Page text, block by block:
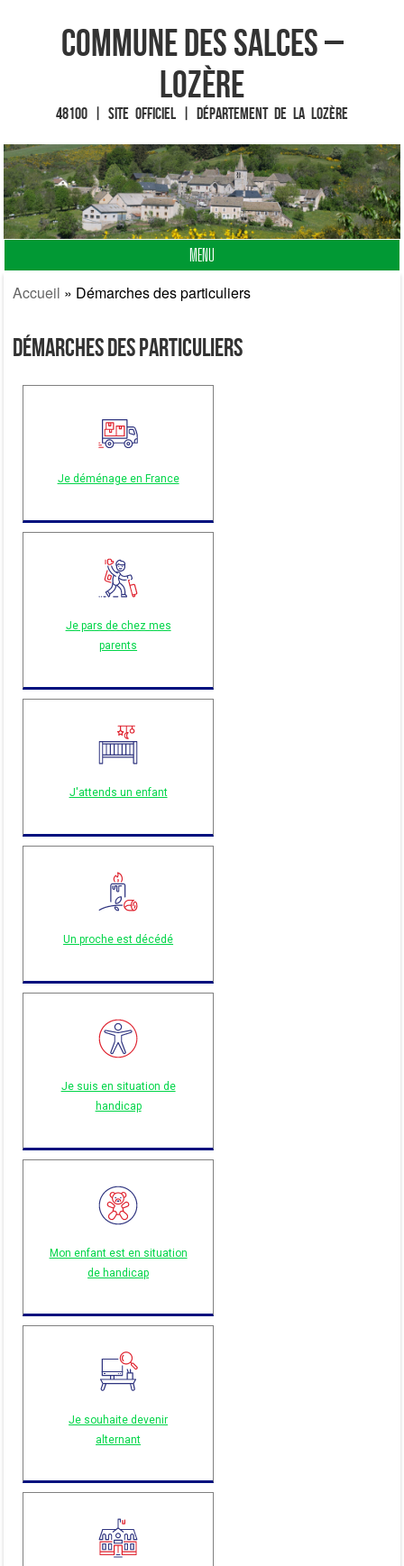
Commune des Salces –
Lozère
48100 | Site officiel | Département de la Lozère
MENU
Fin du contenu
Accueil » Démarches des particuliers
Démarches des particuliers
Je déménage en France
Je pars de chez mes
parents
J'attends un enfant
Un proche est décédé
Je suis en situation de
handicap
Mon enfant est en situation
de handicap
Je souhaite devenir
alternant